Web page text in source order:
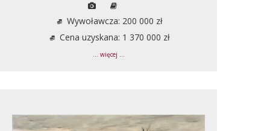
Wywoławcza: 200 000 zł
Cena uzyskana: 1 370 000 zł
... więcej ...